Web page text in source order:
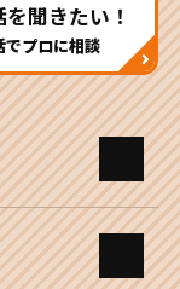
聞きたい！
でプロに相談